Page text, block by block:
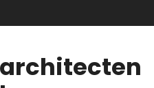
architecten